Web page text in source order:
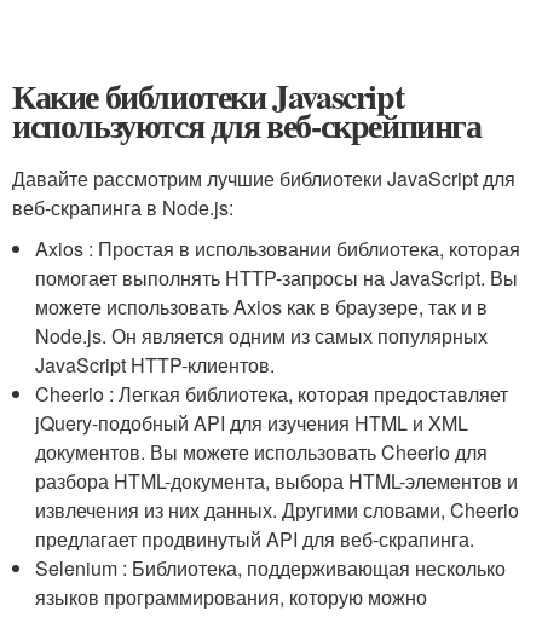
Какие библиотеки Javascript
используются для веб-скрейпинга
Давайте рассмотрим лучшие библиотеки JavaScript для
веб-скрапинга в Node.js:
Axios : Простая в использовании библиотека, которая
помогает выполнять HTTP-запросы на JavaScript. Вы
можете использовать Axios как в браузере, так и в
Node.js. Он является одним из самых популярных
JavaScript HTTP-клиентов.
Cheerio : Легкая библиотека, которая предоставляет
jQuery-подобный API для изучения HTML и XML
документов. Вы можете использовать Cheerio для
разбора HTML-документа, выбора HTML-элементов и
извлечения из них данных. Другими словами, Cheerio
предлагает продвинутый API для веб-скрапинга.
Selenium : Библиотека, поддерживающая несколько
языков программирования, которую можно